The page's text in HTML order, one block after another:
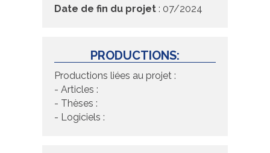
Date de fin du projet : 07/2024
PRODUCTIONS:
Productions liées au projet :
- Articles :
- Thèses :
- Logiciels :